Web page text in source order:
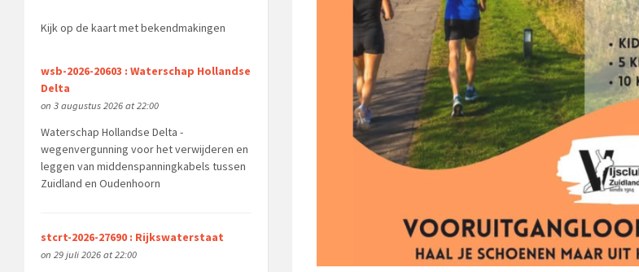
Kijk op de kaart met bekendmakingen
wsb-2026-20603 : Waterschap Hollandse
Delta
on 3 augustus 2026 at 22:00
Waterschap Hollandse Delta -
wegenvergunning voor het verwijderen en
leggen van middenspanningkabels tussen
Zuidland en Oudenhoorn
stcrt-2026-27690 : Rijkswaterstaat
on 29 juli 2026 at 22:00